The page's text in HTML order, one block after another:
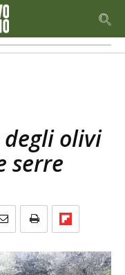
olivi
serre